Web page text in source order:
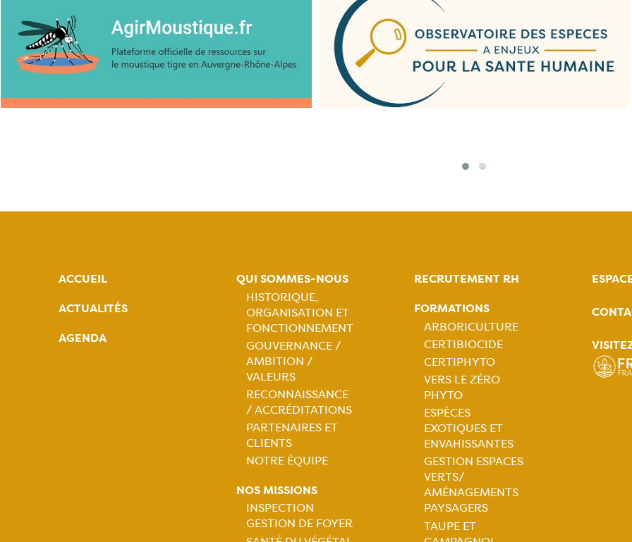
ACCUEIL
ACTUALITÉS
AGENDA
QUI SOMMES-NOUS
Navigation
principale
HISTORIQUE,
ORGANISATION ET
FONCTIONNEMENT
GOUVERNANCE /
AMBITION /
VALEURS
RECONNAISSANCE
/ ACCRÉDITATIONS
PARTENAIRES ET
CLIENTS
NOTRE ÉQUIPE
NOS MISSIONS
INSPECTION
GESTION DE FOYER
RECRUTEMENT RH
FORMATIONS
Navigation
principale
ARBORICULTURE
CERTIBIOCIDE
CERTIPHYTO
VERS LE ZÉRO
PHYTO
ESPÈCES
EXOTIQUES ET
ENVAHISSANTES
GESTION ESPACES
VERTS/
AMÉNAGEMENTS
PAYSAGERS
TAUPE ET